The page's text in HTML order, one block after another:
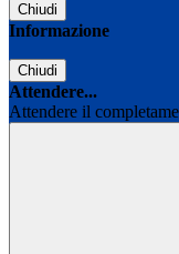
Chiudi
Informazione
Chiudi
Attendere...
Attendere il